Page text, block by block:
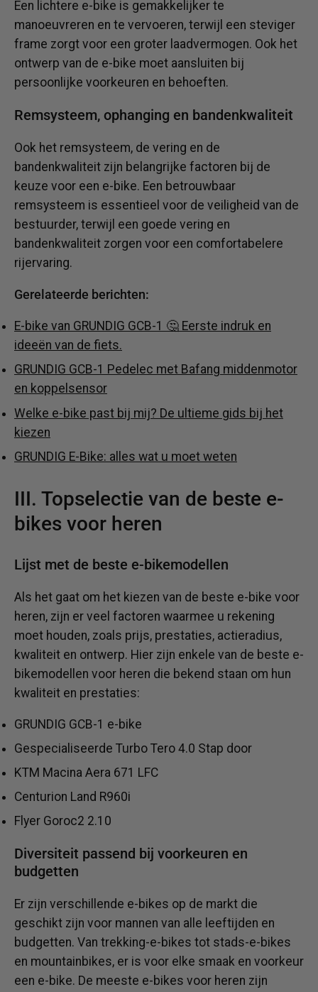
Een lichtere e-bike is gemakkelijker te
manoeuvreren en te vervoeren, terwijl een steviger
frame zorgt voor een groter laadvermogen. Ook het
ontwerp van de e-bike moet aansluiten bij
persoonlijke voorkeuren en behoeften.
Remsysteem, ophanging en bandenkwaliteit
Ook het remsysteem, de vering en de
bandenkwaliteit zijn belangrijke factoren bij de
keuze voor een e-bike. Een betrouwbaar
remsysteem is essentieel voor de veiligheid van de
bestuurder, terwijl een goede vering en
bandenkwaliteit zorgen voor een comfortabelere
rijervaring.
Gerelateerde berichten:
E-bike van GRUNDIG GCB-1 🤔 Eerste indruk en
ideeën van de fiets.
GRUNDIG GCB-1 Pedelec met Bafang middenmotor
en koppelsensor
Welke e-bike past bij mij? De ultieme gids bij het
kiezen
GRUNDIG E-Bike: alles wat u moet weten
III. Topselectie van de beste e-
bikes voor heren
Lijst met de beste e-bikemodellen
Als het gaat om het kiezen van de beste e-bike voor
heren, zijn er veel factoren waarmee u rekening
moet houden, zoals prijs, prestaties, actieradius,
kwaliteit en ontwerp. Hier zijn enkele van de beste e-
bikemodellen voor heren die bekend staan ​​om hun
kwaliteit en prestaties:
GRUNDIG GCB-1 e-bike
Gespecialiseerde Turbo Tero 4.0 Stap door
KTM Macina Aera 671 LFC
Centurion Land R960i
Flyer Goroc2 2.10
Diversiteit passend bij voorkeuren en
budgetten
Er zijn verschillende e-bikes op de markt die
geschikt zijn voor mannen van alle leeftijden en
budgetten. Van trekking-e-bikes tot stads-e-bikes
en mountainbikes, er is voor elke smaak en voorkeur
een e-bike. De meeste e-bikes voor heren zijn